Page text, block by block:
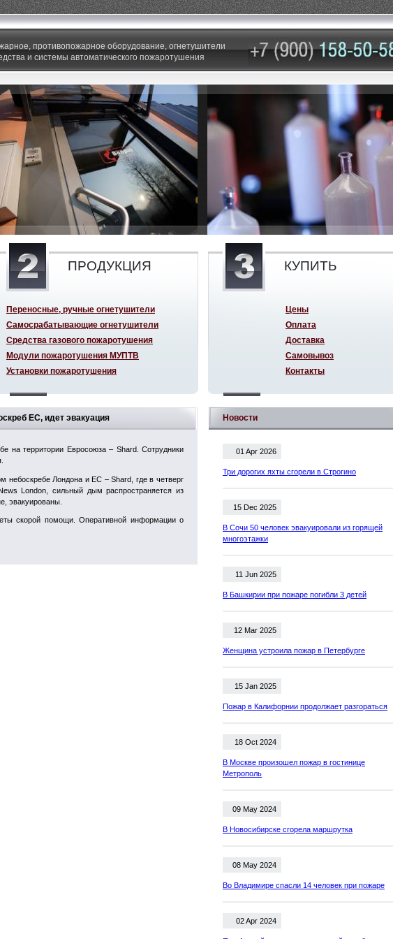
ЕС, идет эвакуация
на территории Евросоюза – Shard. Сотрудники
Лондона и ЕС – Shard, где в четверг
London, сильный дым распространяется из
эвакуированы.
скорой помощи. Оперативной информации о
Новости
01 Apr 2026
Три дорогих яхты сгорели в Строгино
15 Dec 2025
В Сочи 50 человек эвакуировали из горящей
многоэтажки
11 Jun 2025
В Башкирии при пожаре погибли 3 детей
12 Mar 2025
Женщина устроила пожар в Петербурге
15 Jan 2025
Пожар в Калифорнии продолжает разгораться
18 Oct 2024
В Москве произошел пожар в гостинице
Метрополь
09 May 2024
В Новосибирске сгорела маршрутка
08 May 2024
Во Владимире спасли 14 человек при пожаре
02 Apr 2024
противопожарное оборудование, огнетушители
и системы автоматического пожаротушения
ПРОДУКЦИЯ
Переносные, ручные огнетушители
Самосрабатывающие огнетушители
Средства газового пожаротушения
Модули пожаротушения МУПТВ
Установки пожаротушения
КУПИТЬ
Цены
Оплата
Доставка
Самовывоз
Контакты